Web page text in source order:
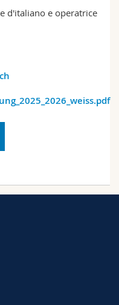
d'italiano e operatrice